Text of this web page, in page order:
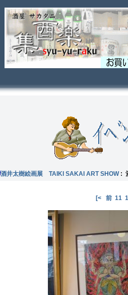
酒井太樹絵画展 TAIKI SAKAI ART SHOW:
[< 前 11